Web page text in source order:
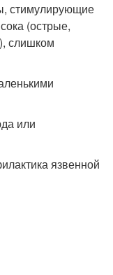
стимулирующие
(острые,
слишком
или
язвенной